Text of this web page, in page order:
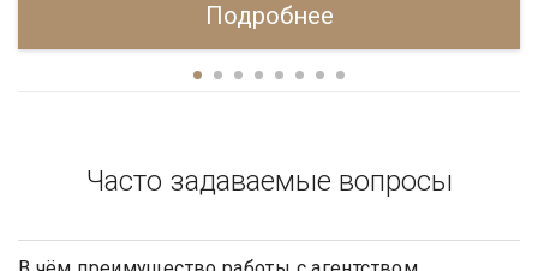
Подробнее
Часто задаваемые вопросы